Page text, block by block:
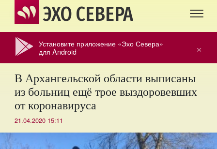
ЭХО СЕВЕРА
×
Установите приложение «Эхо Севера»
для Android
В Архангельской области выписаны
из больниц ещё трое выздоровевших
от коронавируса
21.04.2020 15:11